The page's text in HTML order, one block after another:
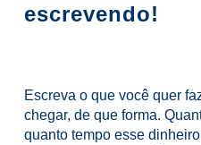
escrevendo!
Escreva o que você quer
chegar, de que forma.
quanto tempo esse